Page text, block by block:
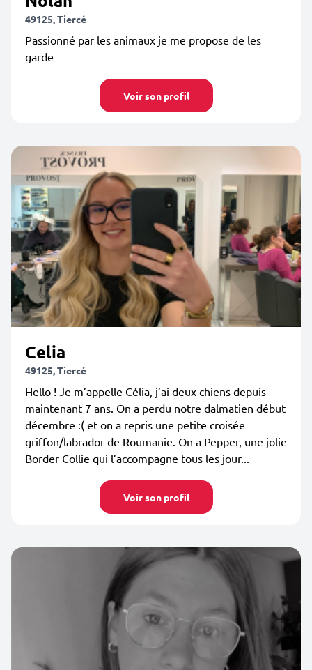
49125, Tiercé
Passionné par les animaux je me propose de les
garde
Voir son profil
Celia
49125, Tiercé
Hello ! Je m’appelle Célia, j’ai deux chiens depuis
maintenant 7 ans. On a perdu notre dalmatien début
décembre :( et on a repris une petite croisée
griffon/labrador de Roumanie. On a Pepper, une jolie
Border Collie qui l’accompagne tous les jour...
Voir son profil